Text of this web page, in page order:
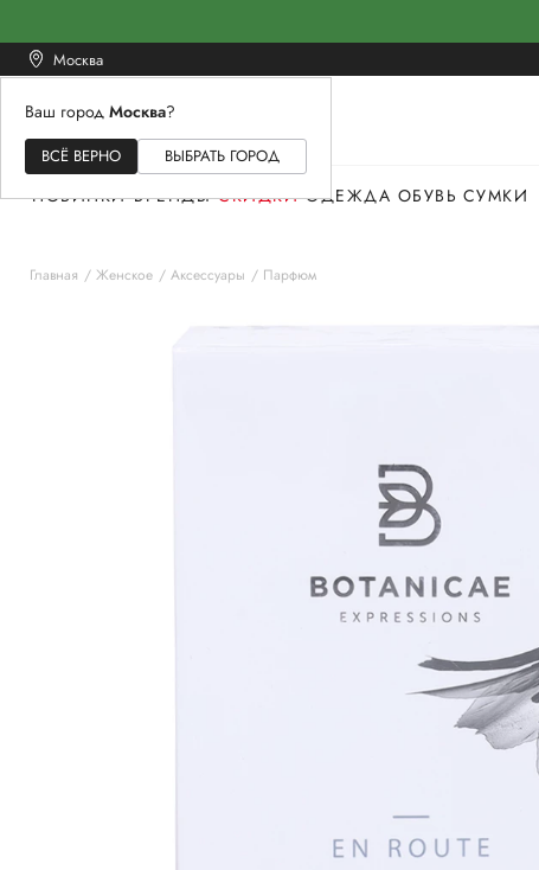
Москва
Ваш город Москва?
ВСЁ ВЕРНО ВЫБРАТЬ ГОРОД
ЖЕНСКОЕМУЖСКОЕ
НОВИНКИ БРЕНДЫ СКИДКИ ОДЕЖДА ОБУВЬ СУМКИ
Главная Женское Аксессуары Парфюм